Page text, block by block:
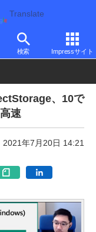
Translate
検索 Impressサイト
新機能
、10で
速
2021年7月20日 14:21